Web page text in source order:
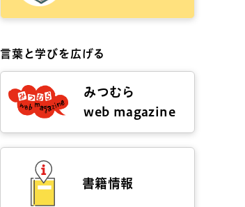
言葉と学びを広げる
みつむら
web magazine
書籍情報